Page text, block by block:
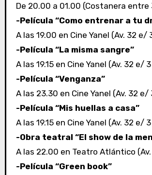
De 20.00 a 01.00 (Costanera entre
-Película “Como entrenar a tu
A las 19.00 en Cine Yanel (Av. 32 e/
-Película “La misma sangre”
A las 19.15 en Cine Yanel (Av. 32 e/
-Película “Venganza”
A las 23.30 en Cine Yanel (Av. 32 e/
-Película “Mis huellas a casa”
A las 19.15 en Cine Yanel (Av. 32 e/
-Obra teatral “El show de la
A las 22.00 en Teatro Atlántico (Av.
-Película “Green book”